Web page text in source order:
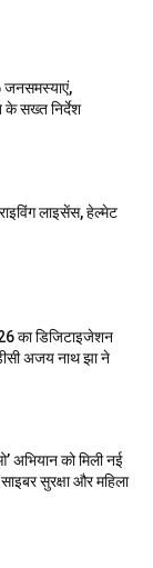
जनसमस्याएं,
के सख्त निर्देश
लाइसेंस, हेल्मेट
का डिजिटाइजेशन
अजय नाथ झा ने
अभियान को मिली नई
सुरक्षा और महिला